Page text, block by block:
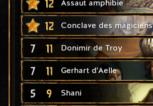
12 Assaut amphibie
12 Conclave des magiciens
7 11 Donimir de Troy
7 11 Gerhart d'Aelle
5 9 Shani